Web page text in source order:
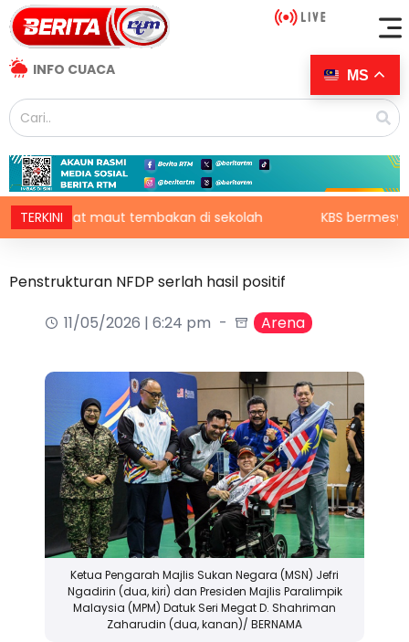
INFO CUACA
TERKINImaut tembakan di sekolah KBS bermesyuarat
Penstrukturan NFDP serlah hasil positif
11/05/2026 | 6:24 pm
Arena
Ketua Pengarah Majlis Sukan Negara (MSN) Jefri
Ngadirin (dua, kiri) dan Presiden Majlis Paralimpik
Malaysia (MPM) Datuk Seri Megat D. Shahriman
Zaharudin (dua, kanan)/ BERNAMA
MS